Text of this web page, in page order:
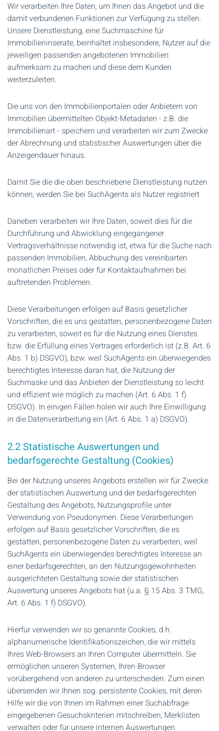
Wir verarbeiten Ihre Daten, um Ihnen das Angebot und die
damit verbundenen Funktionen zur Verfügung zu stellen.
Unsere Dienstleistung, eine Suchmaschine für
Immobilieninserate, beinhaltet insbesondere, Nutzer auf die
jeweiligen passenden angebotenen Immobilien
aufmerksam zu machen und diese dem Kunden
weiterzuleiten.
Die uns von den Immobilienportalen oder Anbietern von
Immobilien übermittelten Objekt-Metadaten - z.B. die
Immobilienart - speichern und verarbeiten wir zum Zwecke
der Abrechnung und statistischer Auswertungen über die
Anzeigendauer hinaus.
Damit Sie die die oben beschriebene Dienstleistung nutzen
können, werden Sie bei SuchAgents als Nutzer registriert
Daneben verarbeiten wir Ihre Daten, soweit dies für die
Durchführung und Abwicklung eingegangener
Vertragsverhältnisse notwendig ist, etwa für die Suche nach
passenden Immobilien, Abbuchung des vereinbarten
monatlichen Preises oder für Kontaktaufnahmen bei
auftretenden Problemen.
Diese Verarbeitungen erfolgen auf Basis gesetzlicher
Vorschriften, die es uns gestatten, personenbezogene Daten
zu verarbeiten, soweit es für die Nutzung eines Dienstes
bzw. die Erfüllung eines Vertrages erforderlich ist (z.B. Art. 6
Abs. 1 b) DSGVO), bzw. weil SuchAgents ein überwiegendes
berechtigtes Interesse daran hat, die Nutzung der
Suchmaske und das Anbieten der Dienstleistung so leicht
und effizient wie möglich zu machen (Art. 6 Abs. 1 f)
DSGVO). In einigen Fällen holen wir auch Ihre Einwilligung
in die Datenverarbeitung ein (Art. 6 Abs. 1 a) DSGVO).
2.2 Statistische Auswertungen und
bedarfsgerechte Gestaltung (Cookies)
Bei der Nutzung unseres Angebots erstellen wir für Zwecke
der statistischen Auswertung und der bedarfsgerechten
Gestaltung des Angebots, Nutzungsprofile unter
Verwendung von Pseudonymen. Diese Verarbeitungen
erfolgen auf Basis gesetzlicher Vorschriften, die es
gestatten, personenbezogene Daten zu verarbeiten, weil
SuchAgents ein überwiegendes berechtigtes Interesse an
einer bedarfsgerechten, an den Nutzungsgewohnheiten
ausgerichteten Gestaltung sowie der statistischen
Auswertung unseres Angebots hat (u.a. § 15 Abs. 3 TMG,
Art. 6 Abs. 1 f) DSGVO).
Hierfür verwenden wir so genannte Cookies, d.h.
alphanumerische Identifikationszeichen, die wir mittels
Ihres Web-Browsers an Ihren Computer übermitteln. Sie
ermöglichen unseren Systemen, Ihren Browser
vorübergehend von anderen zu unterscheiden. Zum einen
übersenden wir Ihnen sog. persistente Cookies, mit deren
Hilfe wir die von Ihnen im Rahmen einer Suchabfrage
eingegebenen Gesuchskriterien mitschreiben, Merklisten
verwalten oder für unsere internen Auswertungen